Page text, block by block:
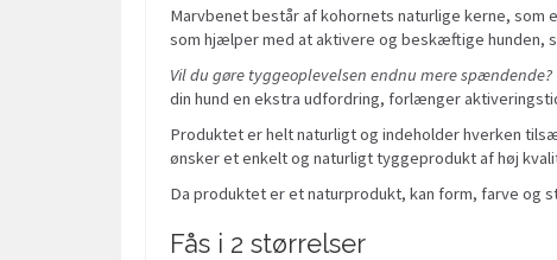
Marvbenet består af kohornets naturlige kerne,
som hjælper med at aktivere og beskæftige hunden,
Vil du gøre tyggeoplevelsen endnu mere spændende?
din hund en ekstra udfordring, forlænger
Produktet er helt naturligt og indeholder hverken
ønsker et enkelt og naturligt tyggeprodukt af høj
Da produktet er et naturprodukt, kan form, farve og
Fås i 2 størrelser